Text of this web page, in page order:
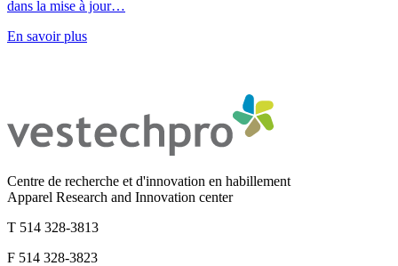
dans la mise à jour…
En savoir plus
Centre de recherche et d'innovation en habillement
Apparel Research and Innovation center
T 514 328-3813
F 514 328-3823